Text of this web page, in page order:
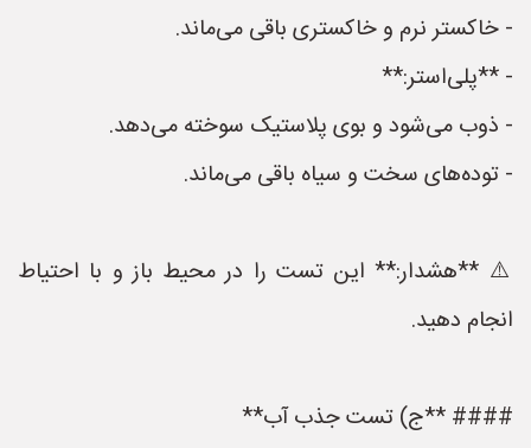
- خاکستر نرم و خاکستری باقی می‌ماند.
- **پلی‌استر:**
- ذوب می‌شود و بوی پلاستیک سوخته می‌دهد.
- توده‌های سخت و سیاه باقی می‌ماند.
⚠️ **هشدار:** این تست را در محیط باز و با احتیاط
انجام دهید.
#### **ج) تست جذب آب**